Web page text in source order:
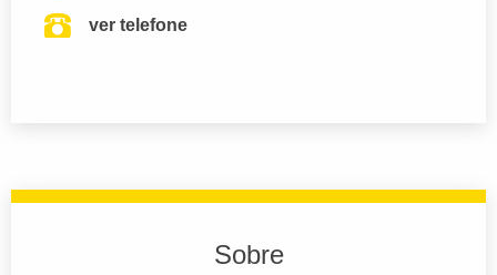
ver telefone
Sobre